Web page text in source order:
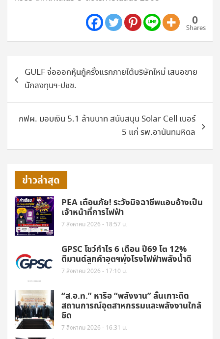
0
Shares
เรื่องGULF จ่อออกหุ้นกู้ครั้งแรกภายใต้บริษัทใหม่ เสนอขาย
นักลงทุนฯ-ปชช.
กฟผ. มอบเงิน 5.1 ล้านบาท สนับสนุน Solar Cell เบอร์
5 แก่ รพ.อานันทมหิดล
ข่าวล่าสุด
PEA เตือนภัย! ระวังมิจฉาชีพแอบอ้างเป็น
เจ้าหน้าที่การไฟฟ้า
7 สิงหาคม 2026 - 18:57 น.
GPSC โชว์กำไร 6 เดือน ปี69 โต 12%
ดีมานด์ลูกค้าอุตฯพุ่งโรงไฟฟ้าพลังน้ำดี
7 สิงหาคม 2026 - 17:10 น.
“ส.อ.ท.” หารือ “พลังงาน” ลั่นเกาะติด
สถานการณ์อุตสาหกรรมและพลังงานใกล้
ชิด
7 สิงหาคม 2026 - 16:31 น.